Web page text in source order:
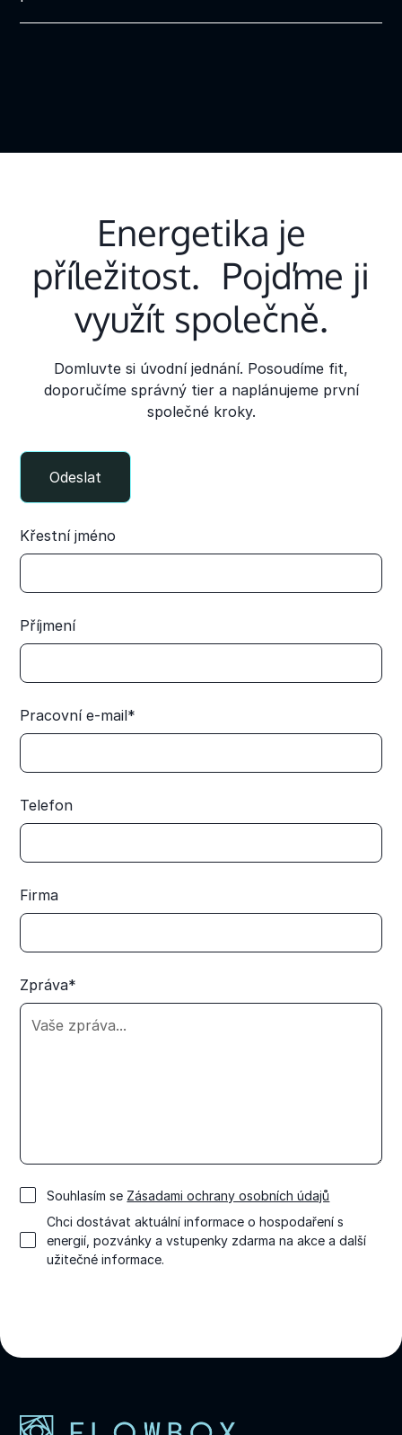
Energetika je
příležitost. Pojďme ji
využít společně.
Domluvte si úvodní jednání. Posoudíme fit,
doporučíme správný tier a naplánujeme první
společné kroky.
Křestní jméno
Příjmení
Pracovní e-mail*
Telefon
Firma
Zpráva*
Souhlasím se Zásadami ochrany osobních údajů
Chci dostávat aktuální informace o hospodaření s
energií, pozvánky a vstupenky zdarma na akce a další
užitečné informace.